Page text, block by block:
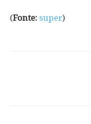
(Fonte: super)